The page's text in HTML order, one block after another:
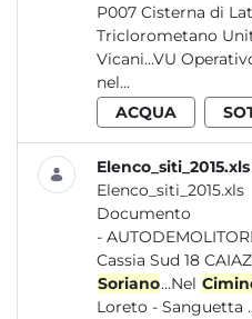
P007 Cisterna di Latina 4 Arsenico
Vicani...VU
nel...
ACQUA
Elenco_siti_2015.xls
Elenco_siti_2015.xls
Documento
-
Cassia
Soriano...Nel
Loreto - Sanguetta